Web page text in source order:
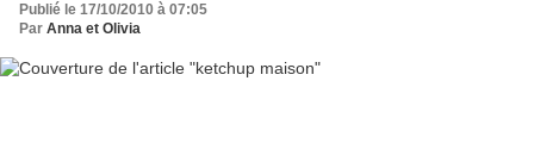
Publié le 17/10/2010 à 07:05
Par Anna et Olivia